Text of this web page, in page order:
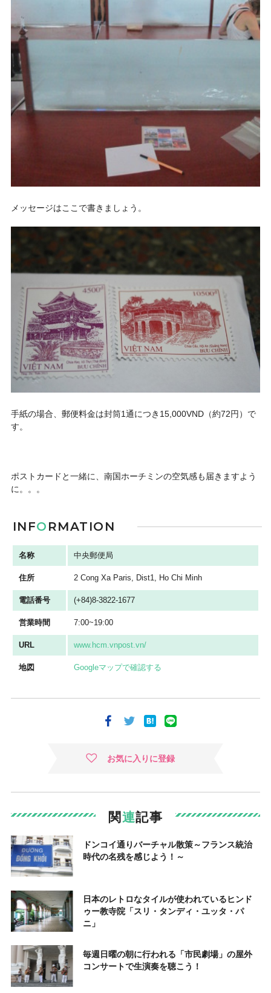
メッセージはここで書きましょう。
手紙の場合、郵便料金は封筒1通につき15,000VND（約72円）で
す。
ポストカードと一緒に、南国ホーチミンの空気感も届きますよう
に。。。
INFO RMATION
名称 中央郵便局
住所 2 Cong Xa Paris, Dist1, Ho Chi Minh
電話番号 (+84)8-3822-1677
営業時間 7:00~19:00
URL www.hcm.vnpost.vn/
地図 Googleマップで確認する
お気に入りに登録
関連記事
ドンコイ通りバーチャル散策～フランス統治
時代の名残を感じよう！～
日本のレトロなタイルが使われているヒンド
ゥー教寺院「スリ・タンディ・ユッタ・パ
ニ」
毎週日曜の朝に行われる「市民劇場」の屋外
コンサートで生演奏を聴こう！